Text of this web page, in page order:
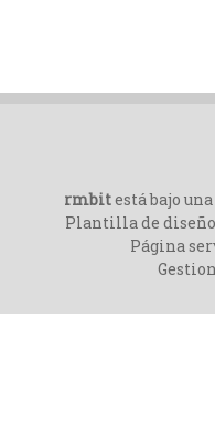
rmbitestá bajo una
Plantilla de
Página